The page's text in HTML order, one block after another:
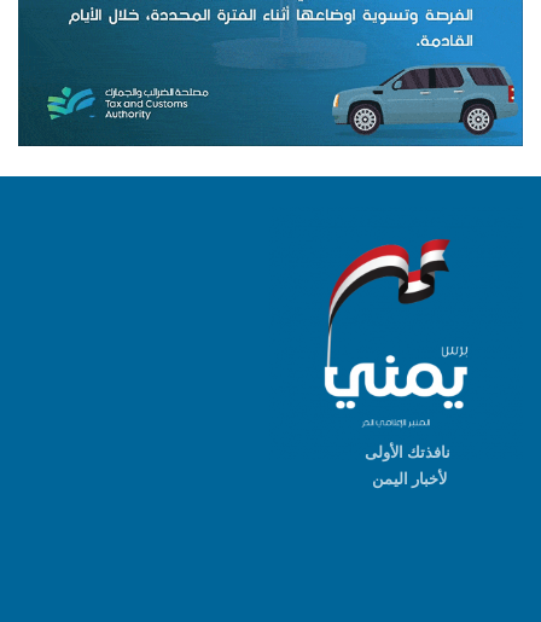
نافذتك الأولى
لأخبار اليمن